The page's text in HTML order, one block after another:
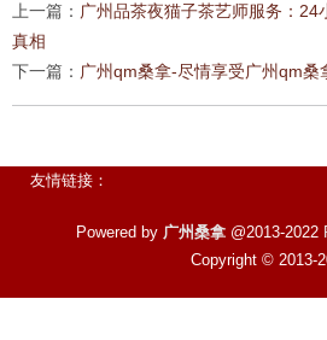
上一篇： 广州品茶夜猫子茶艺师服务：
真相
下一篇： 广州qm桑拿-尽情享受广州qm桑
友情链接：
Powered by 广州桑拿@2013-2022
Copyright © 2013-